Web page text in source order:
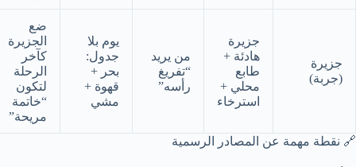
جزيرة
(جربة)
جزيرة
هادئة +
طابع
محلي +
استرخاء
من يريد
“تفريغ
رأسه”
يوم بلا
جدول:
بحر +
قهوة +
مشي
ضع
الجزيرة
كآخر
الرحلة
لتكون
“خاتمة
مريحة”
🔗 نقطة مهمة عن المصادر الرسمية